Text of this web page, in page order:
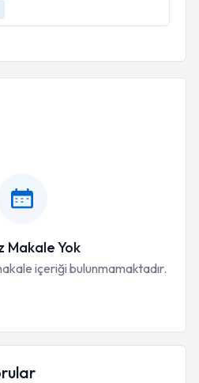
Makale Yok
içeriği bulunmamaktadır.